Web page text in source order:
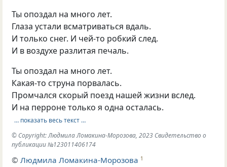
Ты опоздал на много лет.
Глаза устали всматриваться вдаль.
И только снег. И чей-то робкий след.
И в воздухе разлитая печаль.
Ты опоздал на много лет.
Какая-то струна порвалась.
Промчался скорый поезд нашей жизни вслед.
И на перроне только я одна осталась.
… показать весь текст …
© Copyright: Людмила Ломакина-Морозова, 2023 Свидетельство о
публикации №123011406174
©Людмила Ломакина-Морозова 1